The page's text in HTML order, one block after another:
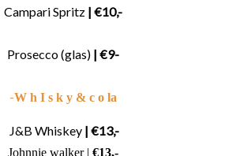
Campari Spritz | €10,-
Prosecco (glas) | €9-
-W h I s k y & c o la
J&B Whiskey | €13,-
Johnnie walker | €13,-